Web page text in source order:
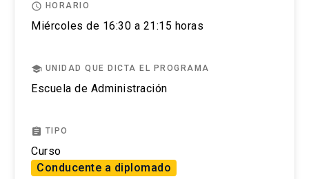
access_time HORARIO
Miércoles de 16:30 a 21:15 horas
school UNIDAD QUE DICTA EL PROGRAMA
Escuela de Administración
assignment TIPO
Curso
Conducente a diplomado